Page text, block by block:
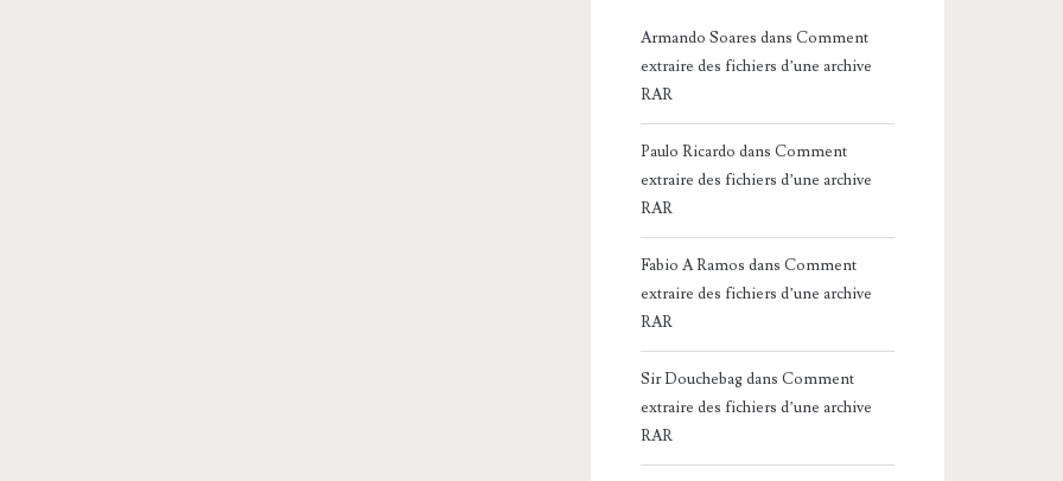
Armando Soares dansComment
extraire des fichiers d’une archive
RAR
Paulo Ricardo dansComment
extraire des fichiers d’une archive
RAR
Fabio A Ramos dansComment
extraire des fichiers d’une archive
RAR
Sir DouchebagdansComment
extraire des fichiers d’une archive
RAR